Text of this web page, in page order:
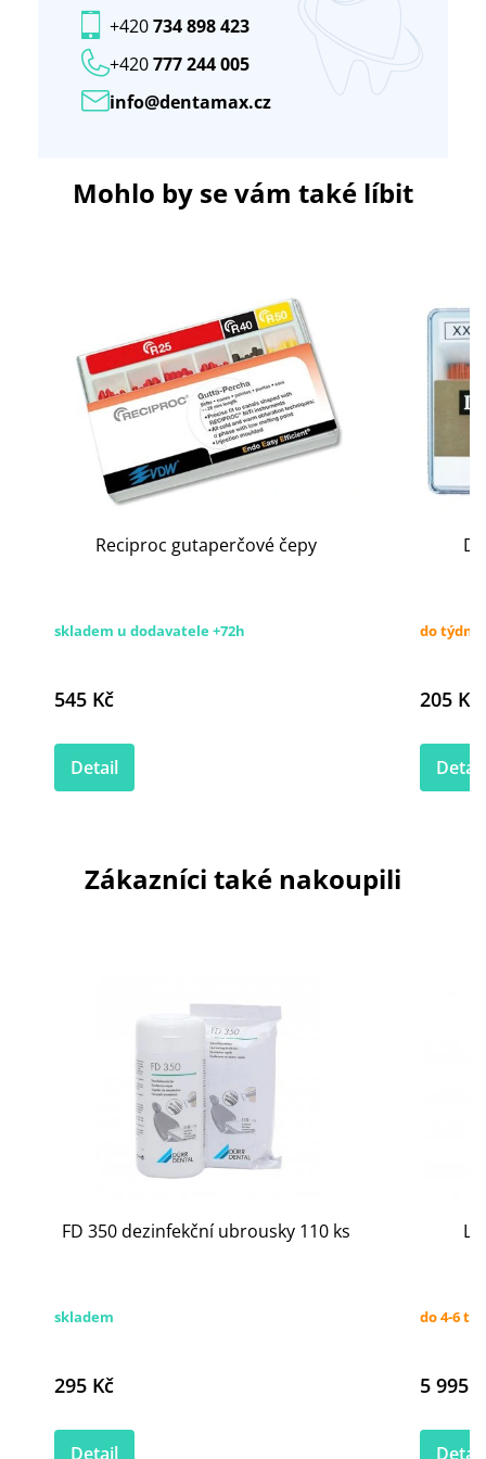
info@dentamax.cz
+420777 244 005
+420734 898 423
Mohlo by se vám také líbit
Reciproc gutaperčové čepy
skladem u dodavatele +72h
545 Kč
Detail
do týdne
205 Kč
Detail
Zákazníci také nakoupili
FD 350 dezinfekční ubrousky 110 ks
skladem
295 Kč
Detail
do 4-6
5 995
Detail